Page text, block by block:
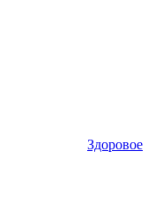
Здоровое